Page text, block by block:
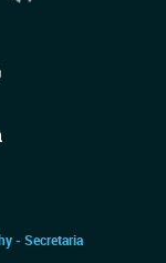
- Secretaria